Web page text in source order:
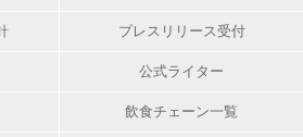
プレスリリース受付
公式ライター
飲食チェーン一覧